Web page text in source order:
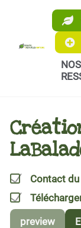
Aller au
Contact
preview